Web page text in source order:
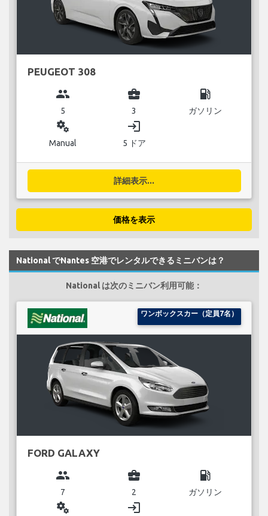
PEUGEOT 308
group
5
business_center
3
local_gas_station
ガソリン
miscellaneous_services
Manual
login
5 ドア
詳細表示...
価格を表示
National でNantes 空港でレンタルできるミニバンは？
National は次のミニバン利用可能：
ワンボックスカー（定員7名）
FORD GALAXY
group
7
business_center
2
local_gas_station
ガソリン
miscellaneous_services login